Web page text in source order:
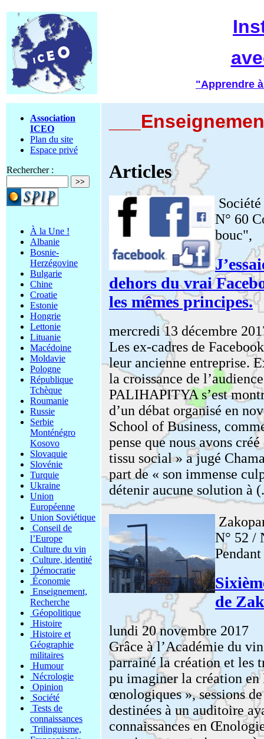
"Apprendre
Association
ICEO
Plan du site
Espace privé
Rechercher :
À la Une !
Albanie
Bosnie-
Herzégovine
Bulgarie
Chine
Croatie
Estonie
Hongrie
Lettonie
Lituanie
Macédoine
Moldavie
Pologne
République
Tchèque
Roumanie
Russie
Serbie
Monténégro
Kosovo
Slovaquie
Slovénie
Turquie
Ukraine
Union
Européenne
Union Soviétique
Conseil de
l’Europe
Culture du vin
Culture, identité
Démocratie
Économie
Enseignement,
Recherche
Géopolitique
Histoire
Histoire et
Géographie
militaires
Humour
Nécrologie
Opinion
Société
Tests de
connaissances
Trilinguisme,
Articles
Société
N° 60
bouc",
dehors du vrai
les mêmes principes.
mercredi 13 décembre
Les ex-cadres de
leur ancienne entreprise.
la croissance de
PALIHAPITYA s’est
d’un débat organisé en
School of Business,
pense que nous avons
tissu social » a jugé
part de « son immense
détenir aucune solution à
N° 52 /
Pendant
de
lundi 20 novembre 2017
Grâce à l’Académie du
parrainé la création et les
pu imaginer la création en
œnologiques », sessions
destinées à un auditoire
connaissances en